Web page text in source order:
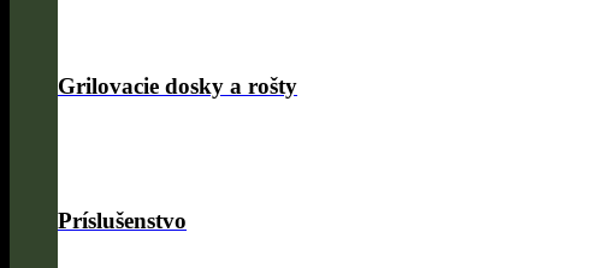
Grilovacie dosky a rošty
Príslušenstvo